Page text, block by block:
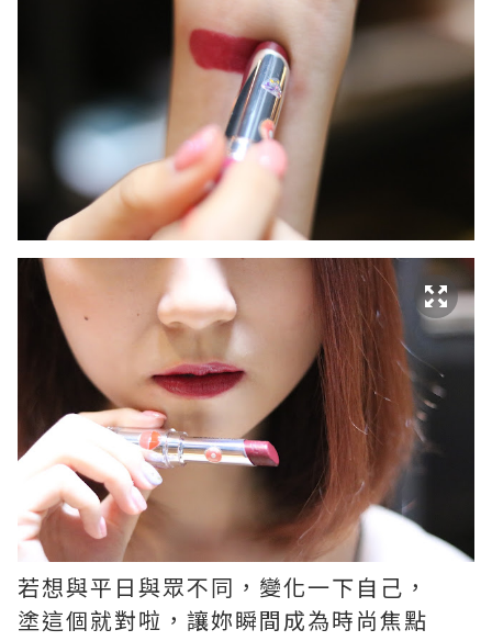
若想與平日與眾不同，變化一下自己，
塗這個就對啦，讓妳瞬間成為時尚焦點